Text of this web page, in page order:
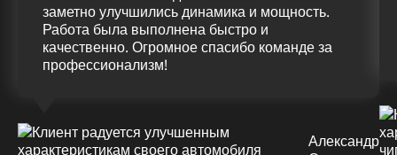
заметно улучшились динамика и мощность.
Работа была выполнена быстро и
качественно. Огромное спасибо команде за
профессионализм!
Александр